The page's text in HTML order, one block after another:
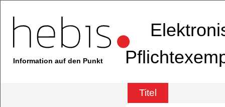
Information auf den Punkt
Titel